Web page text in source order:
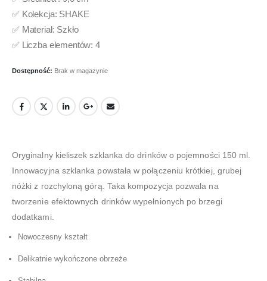
✅ Kolekcja: SHAKE
✅ Materiał: Szkło
✅ Liczba elementów: 4
Dostępność: Brak w magazynie
Oryginalny kieliszek szklanka do drinków o pojemności 150 ml.
Innowacyjna szklanka powstała w połączeniu krótkiej, grubej
nóżki z rozchyloną górą. Taka kompozycja pozwala na
tworzenie efektownych drinków wypełnionych po brzegi
dodatkami.
Nowoczesny kształt
Delikatnie wykończone obrzeże